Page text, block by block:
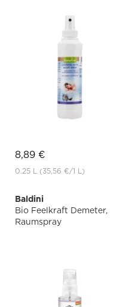
8,89 €
0.25 L (35,56 €/1 L)
Baldini
Bio Feelkraft Demeter,
Raumspray